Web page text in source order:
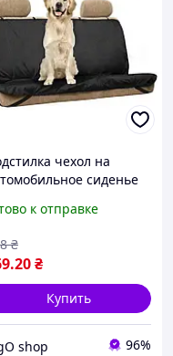
чехол на
сиденье
Zoom Loungee Auto
к отправке
.20₴
₴
Купить
shop 96%